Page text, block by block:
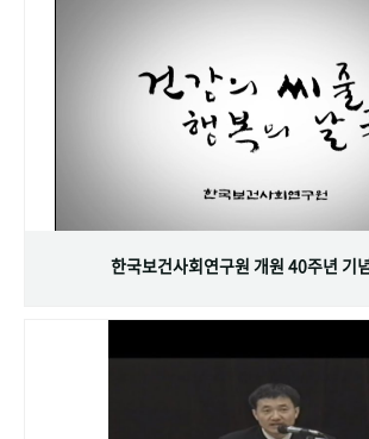
한국보건사회연구원 개원 40주년 기